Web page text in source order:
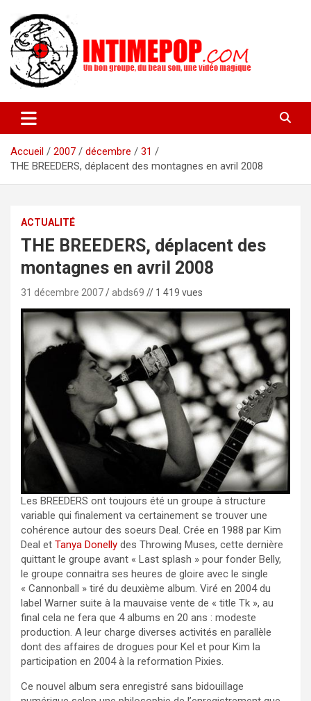
contenu
intimepop.com
actuelles pop rock, post-rock, indé sur Lyon. rock pop concert
lyon
Accueil
2007 décembre
31
THE BREEDERS, déplacent des montagnes en avril 2008
ACTUALITÉ
THE BREEDERS, déplacent des
montagnes en avril 2008
31 décembre 2007 abds69 // 1 419 vues
Les BREEDERS ont toujours été un groupe à structure
variable qui finalement va certainement se trouver une
cohérence autour des soeurs Deal. Crée en 1988 par Kim
Deal et Tanya Donelly des Throwing Muses, cette dernière
quittant le groupe avant « Last splash » pour fonder Belly,
le groupe connaitra ses heures de gloire avec le single
« Cannonball » tiré du deuxième album. Viré en 2004 du
label Warner suite à la mauvaise vente de « title Tk », au
final cela ne fera que 4 albums en 20 ans : modeste
production. A leur charge diverses activités en parallèle
dont des affaires de drogues pour Kel et pour Kim la
participation en 2004 à la reformation Pixies.
Ce nouvel album sera enregistré sans bidouillage